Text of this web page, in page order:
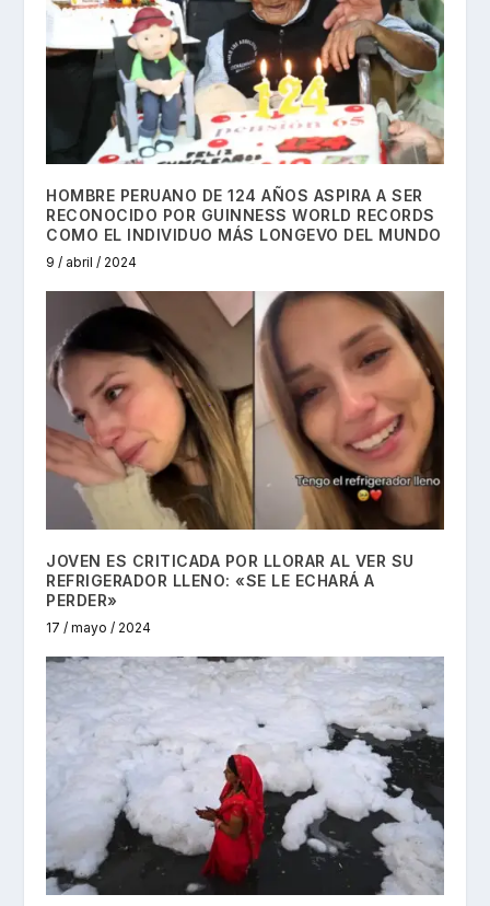
HOMBRE PERUANO DE 124 AÑOS ASPIRA A SER
RECONOCIDO POR GUINNESS WORLD RECORDS
COMO EL INDIVIDUO MÁS LONGEVO DEL MUNDO
9 / abril / 2024
JOVEN ES CRITICADA POR LLORAR AL VER SU
REFRIGERADOR LLENO: «SE LE ECHARÁ A
PERDER»
17 / mayo / 2024